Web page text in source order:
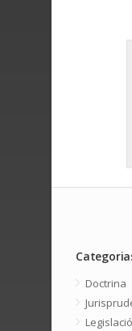
Doctrina